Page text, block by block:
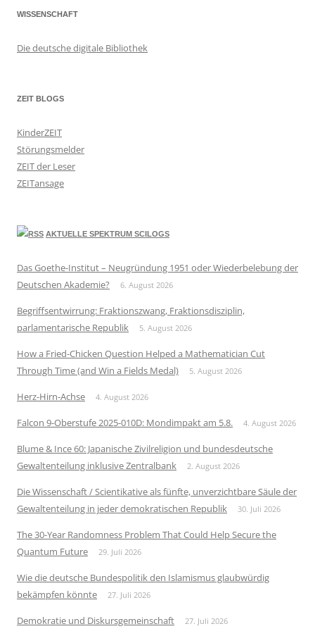
WISSENSCHAFT
Die deutsche digitale Bibliothek
ZEIT BLOGS
KinderZEIT
Störungsmelder
ZEIT der Leser
ZEITansage
AKTUELLE SPEKTRUM SCILOGS
Das Goethe-Institut – Neugründung 1951 oder Wiederbelebung der
Deutschen Akademie?
6. August 2026
Begriffsentwirrung: Fraktionszwang, Fraktionsdisziplin,
parlamentarische Republik
5. August 2026
How a Fried-Chicken Question Helped a Mathematician Cut
Through Time (and Win a Fields Medal)
5. August 2026
Herz-Hirn-Achse 4. August 2026
Falcon 9-Oberstufe 2025-010D: Mondimpakt am 5.8. 4. August 2026
Blume & Ince 60: Japanische Zivilreligion und bundesdeutsche
Gewaltenteilung inklusive Zentralbank
2. August 2026
Die Wissenschaft / Scientikative als fünfte, unverzichtbare Säule der
Gewaltenteilung in jeder demokratischen Republik
30. Juli 2026
The 30-Year Randomness Problem That Could Help Secure the
Quantum Future
29. Juli 2026
Wie die deutsche Bundespolitik den Islamismus glaubwürdig
bekämpfen könnte
27. Juli 2026
Demokratie und Diskursgemeinschaft 27. Juli 2026